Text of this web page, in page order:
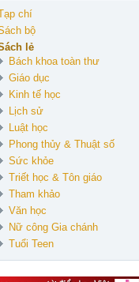
chí
bộ
lẻ
Bách khoa toàn thư
Giáo dục
Kinh tế học
Lịch sử
Luật học
Phong thủy & Thuật số
Sức khỏe
Triết học & Tôn giáo
Tham khảo
Văn học
Nữ công Gia chánh
Tuổi Teen